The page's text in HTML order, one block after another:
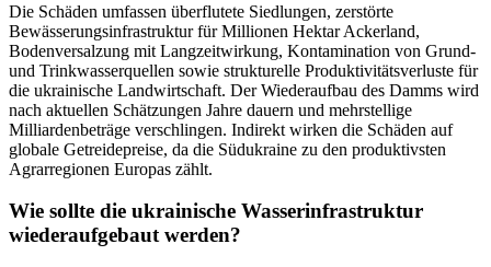
Die Schäden umfassen überflutete Siedlungen, zerstörte
Bewässerungsinfrastruktur für Millionen Hektar Ackerland,
Bodenversalzung mit Langzeitwirkung, Kontamination von Grund-
und Trinkwasserquellen sowie strukturelle Produktivitätsverluste für
die ukrainische Landwirtschaft. Der Wiederaufbau des Damms wird
nach aktuellen Schätzungen Jahre dauern und mehrstellige
Milliardenbeträge verschlingen. Indirekt wirken die Schäden auf
globale Getreidepreise, da die Südukraine zu den produktivsten
Agrarregionen Europas zählt.
Wie sollte die ukrainische Wasserinfrastruktur
wiederaufgebaut werden?